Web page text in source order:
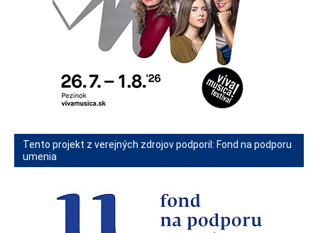
Tento projekt z verejných zdrojov podporil: Fond na podporu
umenia